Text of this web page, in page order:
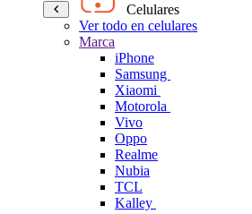
Celulares
Ver todo en celulares
Marca
iPhone
Samsung
Xiaomi
Motorola
Vivo
Oppo
Realme
Nubia
TCL
Kalley